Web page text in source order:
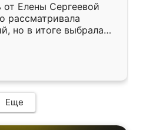
от Елены Сергеевой
рассматривала
но в итоге выбрала
условия, потом
спокойно объяснил
в срок, с
на свое место без
Качеством осталась
так, как и ожидала.
Еще